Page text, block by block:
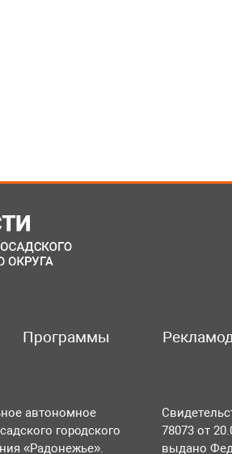
Программы
автономное
городского
«Радонежье».
78073 от
выдано